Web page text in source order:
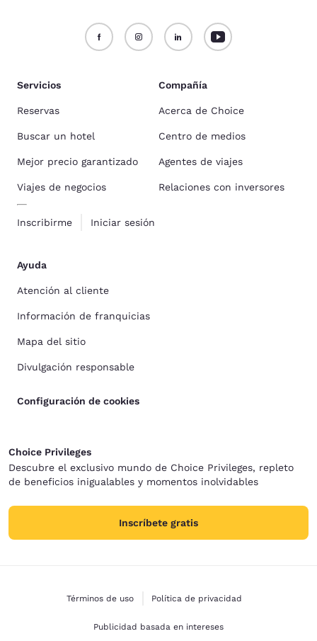
Servicios
Reservas
Buscar un hotel
Mejor precio garantizado
Viajes de negocios
Inscribirme Iniciar sesión
Compañía
Acerca de Choice
Centro de medios
Agentes de viajes
Relaciones con inversores
Ayuda
Atención al cliente
Información de franquicias
Mapa del sitio
Divulgación responsable
Configuración de cookies
Choice Privileges
Descubre el exclusivo mundo de Choice Privileges, repleto
de beneficios inigualables y momentos inolvidables
Inscríbete gratis
Términos de uso Política de privacidad
Publicidad basada en intereses